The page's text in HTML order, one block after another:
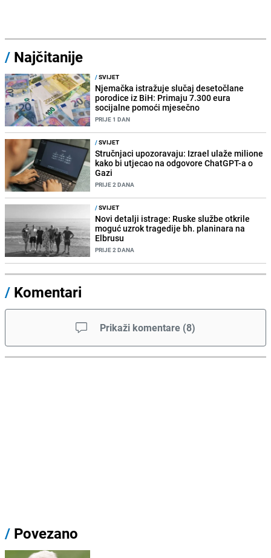
/ Najčitanije
/SVIJET
Njemačka istražuje slučaj desetočlane
porodice iz BiH: Primaju 7.300 eura
socijalne pomoći mjesečno
PRIJE 1 DAN
/SVIJET
Stručnjaci upozoravaju: Izrael ulaže milione
kako bi utjecao na odgovore ChatGPT-a o
Gazi
PRIJE 2 DANA
/SVIJET
Novi detalji istrage: Ruske službe otkrile
moguć uzrok tragedije bh. planinara na
Elbrusu
PRIJE 2 DANA
/ Komentari
Prikaži komentare (8)
/ Povezano